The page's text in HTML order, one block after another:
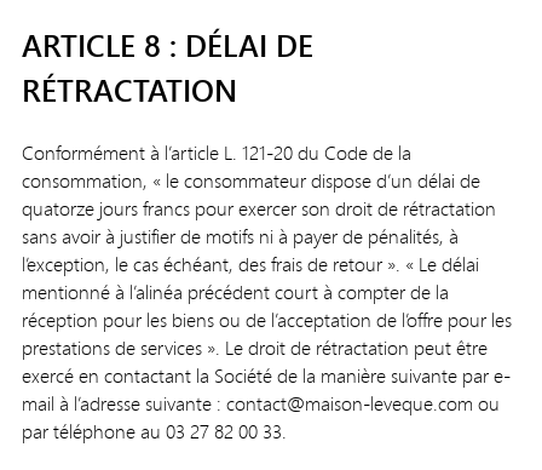
ARTICLE 8 : DÉLAI DE
RÉTRACTATION
Conformément à l’article L. 121-20 du Code de la
consommation, « le consommateur dispose d’un délai de
quatorze jours francs pour exercer son droit de rétractation
sans avoir à justifier de motifs ni à payer de pénalités, à
l’exception, le cas échéant, des frais de retour ». « Le délai
mentionné à l’alinéa précédent court à compter de la
réception pour les biens ou de l’acceptation de l’offre pour les
prestations de services ». Le droit de rétractation peut être
exercé en contactant la Société de la manière suivante par e-
mail à l’adresse suivante : contact@maison-leveque.com ou
par téléphone au 03 27 82 00 33.